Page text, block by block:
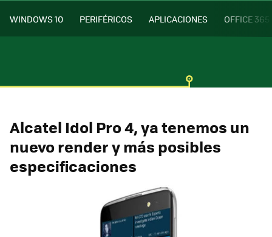
WINDOWS 10 PERIFÉRICOS APLICACIONES OFFICE 365
Alcatel Idol Pro 4, ya tenemos un
nuevo render y más posibles
especificaciones